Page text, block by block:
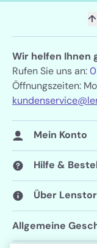
↑
Wir helfen Ihnen
Rufen Sie uns an:
Öffnungszeiten:
Mein Konto
Hilfe &
Über
Allgemeine